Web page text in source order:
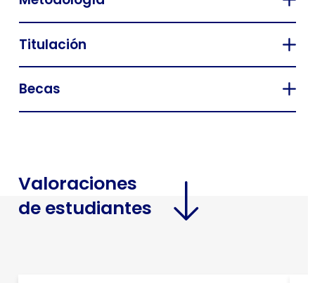
Titulación
Becas
Valoraciones
de estudiantes